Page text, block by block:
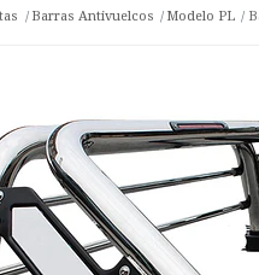
Barras Antivuelcos Modelo PL